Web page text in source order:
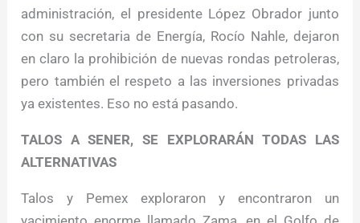
administración, el presidente López Obrador junto
con su secretaria de Energía, Rocío Nahle, dejaron
en claro la prohibición de nuevas rondas petroleras,
pero también el respeto a las inversiones privadas
ya existentes. Eso no está pasando.
TALOS A SENER, SE EXPLORARÁN TODAS LAS
ALTERNATIVAS
Talos y Pemex exploraron y encontraron un